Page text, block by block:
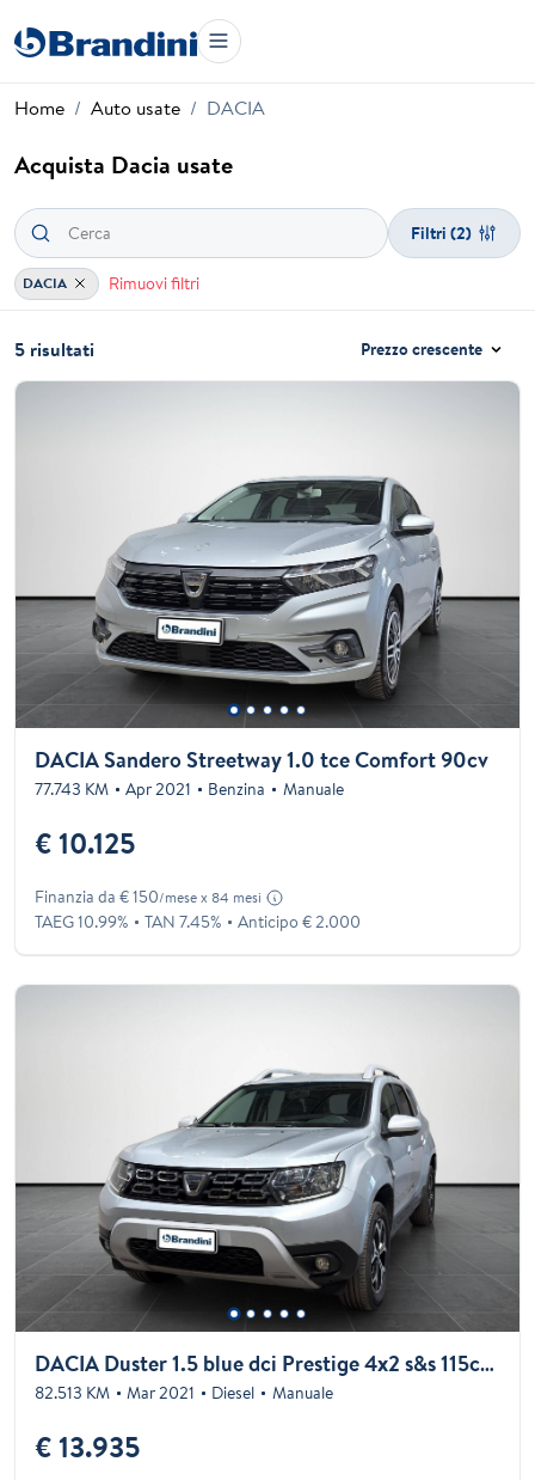
Home Auto usate DACIA
Acquista Dacia usate
Filtri (2)
DACIA Rimuovi filtri
5 risultati Prezzo crescente
DACIA Sandero Streetway 1.0 tce Comfort 90cv
77.743 KM Apr 2021 Benzina Manuale
€ 10.125
Finanzia da € 150/mese x 84 mesi
TAEG 10.99% TAN 7.45% Anticipo € 2.000
DACIA Duster 1.5 blue dci Prestige 4x2 s&s 115cv my19
82.513 KM Mar 2021 Diesel Manuale
€ 13.935